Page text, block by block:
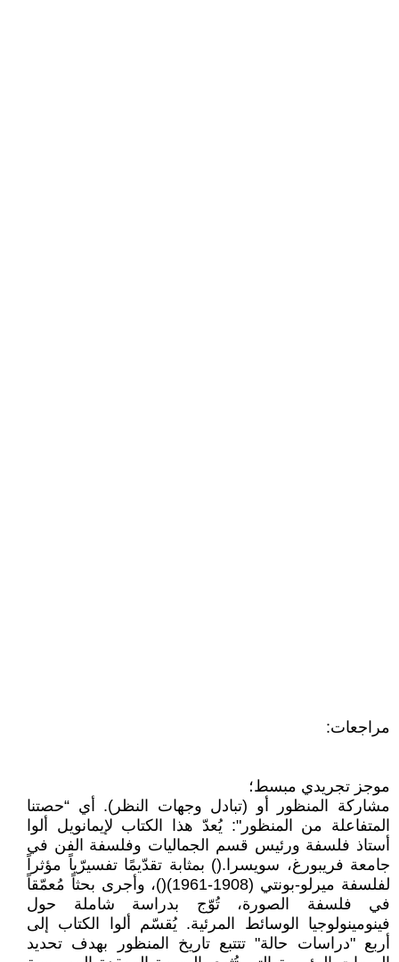
مراجعات:
موجز تجريدي مبسط؛
مشاركة المنظور أو (تبادل وجهات النظر). أي “حصتنا
المتفاعلة من المنظور": يُعدّ هذا الكتاب لإيمانويل ألوا
أستاذ فلسفة ورئيس قسم الجماليات وفلسفة الفن في
جامعة فريبورغ، سويسرا.() بمثابة تقدّيمًا تفسيرّياً مؤثراً
لفلسفة ميرلو-بونتي (1908-1961)()، وأجرى بحثاً مُعمّقاً
في فلسفة الصورة، تُوّج بدراسة شاملة حول
فينومينولوجيا الوسائط المرئية. يُقسّم ألوا الكتاب إلى
أربع "دراسات حالة" تتتبع تاريخ المنظور بهدف تحديد